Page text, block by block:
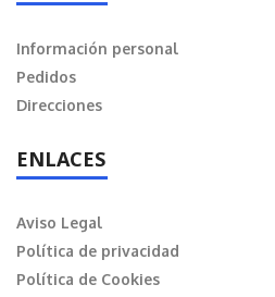
Información personal
Pedidos
Direcciones
ENLACES
Aviso Legal
Política de privacidad
Política de Cookies